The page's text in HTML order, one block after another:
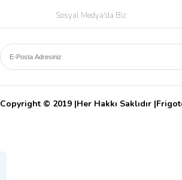
Sosyal Medya'da Biz
Copyright © 2019 |Her Hakkı Saklıdır